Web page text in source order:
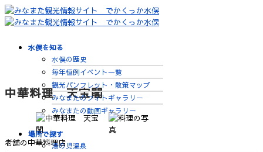
水俣を知る
水俣の歴史
毎年恒例イベント一覧
観光パンフレット・散策マップ
みなまたのフォトギャラリー
みなまたの動画ギャラリー
場所で探す
湯の児温泉
中華料理 天宝閣
老舗の中華料理店